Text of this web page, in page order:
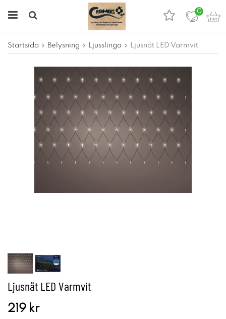
0
Startsida Belysning Ljusslinga Ljusnät LED Varmvit
Ljusnät LED Varmvit
219 kr